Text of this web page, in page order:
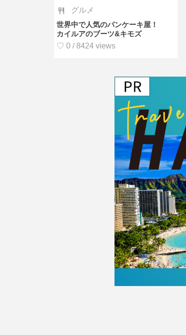
グルメ
世界中で人気のパンケーキ屋！
カイルアのブーツ&キモズ
♡ 0 / 8424 views